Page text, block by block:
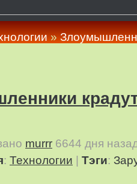
»
murrr 6644 дня
: Технологии Тэги: